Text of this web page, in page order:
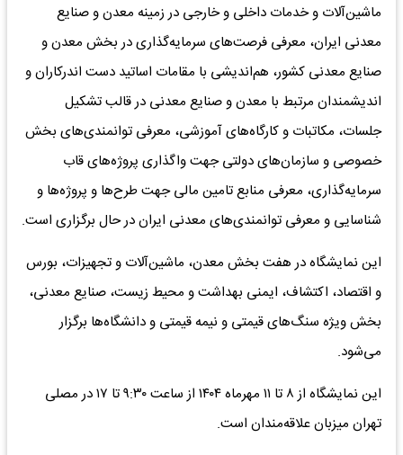
ماشین‌آلات و خدمات داخلی و خارجی در زمینه معدن و صنایع
معدنی ایران، معرفی فرصت‌های سرمایه‌گذاری در بخش معدن و
صنایع معدنی کشور، هم‌اندیشی با مقامات اساتید دست اندرکاران و
اندیشمندان مرتبط با معدن و صنایع معدنی در قالب تشکیل
جلسات، مکاتبات و کارگاه‌های آموزشی، معرفی توانمندی‌های بخش
خصوصی و سازمان‌های دولتی جهت واگذاری پروژه‌های قاب
سرمایه‌گذاری، معرفی منابع تامین مالی جهت طرح‌ها و پروژه‌ها و
شناسایی و معرفی توانمندی‌های معدنی ایران در حال برگزاری است.
این نمایشگاه در هفت بخش معدن، ماشین‌آلات و تجهیزات، بورس
و اقتصاد، اکتشاف، ایمنی بهداشت و محیط زیست، صنایع معدنی،
بخش ویژه سنگ‌های قیمتی و نیمه قیمتی و دانشگاه‌ها برگزار
می‌شود.
این نمایشگاه از ۸ تا ۱۱ مهرماه ۱۴۰۴ از ساعت ۹:۳۰ تا ۱۷ در مصلی
تهران میزبان علاقه‌مندان است.